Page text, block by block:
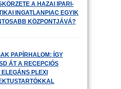
A HAZAI IPARI-
INGATLANPIAC EGYIK
KÖZPONTJÁVÁ?
PAPÍRHALOM: ÍGY
ÁT A RECEPCIÓS
ELEGÁNS PLEXI